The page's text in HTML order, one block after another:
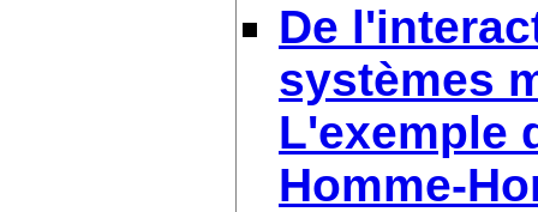
De
systèmes
L'exemple
Homme-